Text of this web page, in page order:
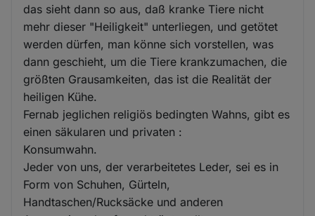
das sieht dann so aus, daß kranke Tiere nicht
mehr dieser "Heiligkeit" unterliegen, und getötet
werden dürfen, man könne sich vorstellen, was
dann geschieht, um die Tiere krankzumachen, die
größten Grausamkeiten, das ist die Realität der
heiligen Kühe.
Fernab jeglichen religiös bedingten Wahns, gibt es
einen säkularen und privaten :
Konsumwahn.
Jeder von uns, der verarbeitetes Leder, sei es in
Form von Schuhen, Gürteln,
Handtaschen/Rucksäcke und anderen